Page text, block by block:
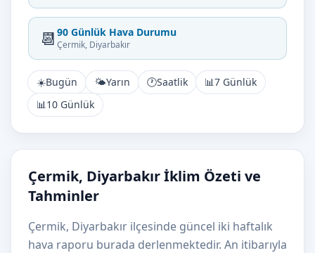
📆 90 Günlük Hava Durumu
Çermik, Diyarbakır
☀️Bugün 🌤️Yarın 🕐Saatlik 📊7 Günlük
📊10 Günlük
Çermik, Diyarbakır İklim Özeti ve
Tahminler
Çermik, Diyarbakır ilçesinde güncel iki haftalık
hava raporu burada derlenmektedir. An itibarıyla